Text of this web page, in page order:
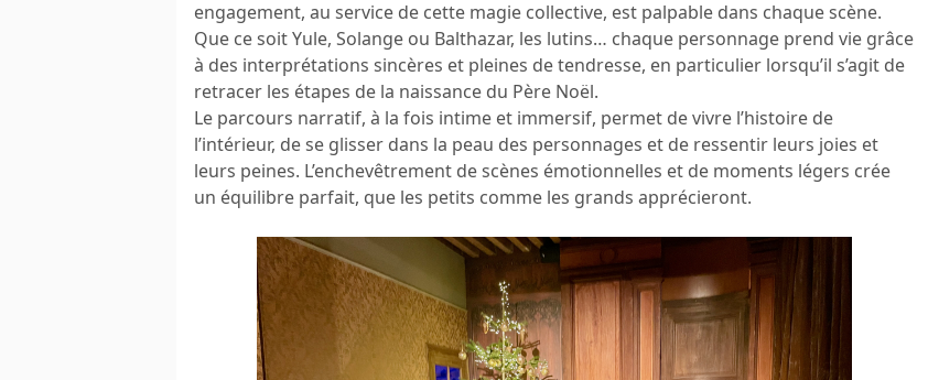
engagement, au service de cette magie collective, est palpable dans chaque scène.
Que ce soit Yule, Solange ou Balthazar, les lutins… chaque personnage prend vie grâce
à des interprétations sincères et pleines de tendresse, en particulier lorsqu’il s’agit de
retracer les étapes de la naissance du Père Noël.
Le parcours narratif, à la fois intime et immersif, permet de vivre l’histoire de
l’intérieur, de se glisser dans la peau des personnages et de ressentir leurs joies et
leurs peines. L’enchevêtrement de scènes émotionnelles et de moments légers crée
un équilibre parfait, que les petits comme les grands apprécieront.